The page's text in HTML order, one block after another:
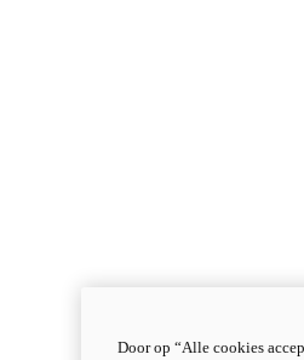
Door op “Alle cookies